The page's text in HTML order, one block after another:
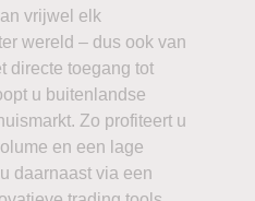
vrijwel elk
wereld – dus ook van
directe toegang tot
u buitenlandse
Zo profiteert u
en een lage
daarnaast via een